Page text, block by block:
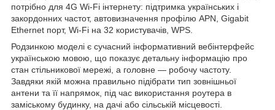
потрібно для 4G Wi-Fi інтернету: підтримка українських і
закордонних частот, автовизначення профілю APN, Gigabit
Ethernet порт, Wi-Fi на 32 користувачів, WPS.
Родзинкою моделі є сучасний інформативний вебінтерфейс
українською мовою, що показує детальну інформацію про
стан стільникової мережі, а головне — робочу частоту.
Завдяки якій можна правильно підібрати тип зовнішньої
антени та її напрямок, під час використання роутера в
заміському будинку, на дачі або сільській місцевості.